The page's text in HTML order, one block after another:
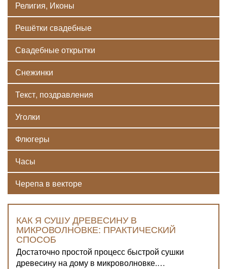
Религия, Иконы
Решётки свадебные
Свадебные открытки
Снежинки
Текст, поздравления
Уголки
Флюгеры
Часы
Черепа в векторе
КАК Я СУШУ ДРЕВЕСИНУ В
МИКРОВОЛНОВКЕ: ПРАКТИЧЕСКИЙ
СПОСОБ
Достаточно простой процесс быстрой сушки
древесину на дому в микроволновке.…